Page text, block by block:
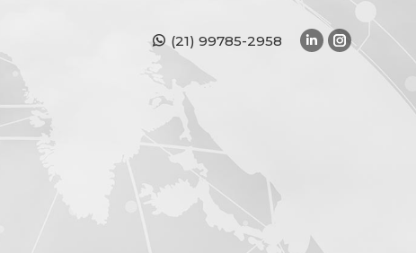
(21) 99785-2958
LinkedinInstagram
page